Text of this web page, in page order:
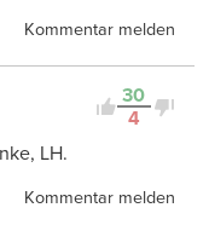
Kommentar melden
30
4
LH.
Kommentar melden